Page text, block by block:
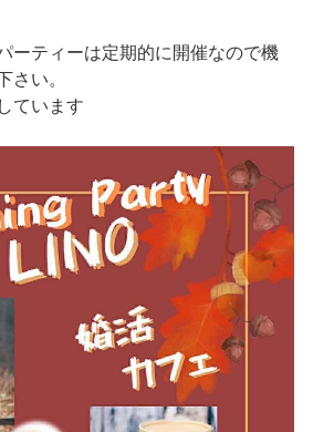
ーティーは定期的に開催なので機
さい。
ています